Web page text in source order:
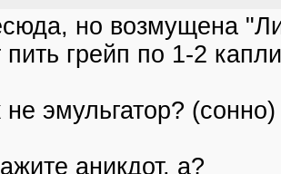
но возмущена
пить грейп по 1-2
не эмульгатор?
аникдот, а?